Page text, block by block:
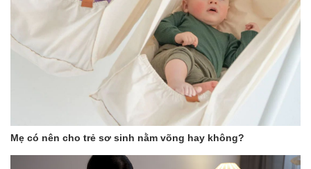
Mẹ có nên cho trẻ sơ sinh nằm võng hay không?